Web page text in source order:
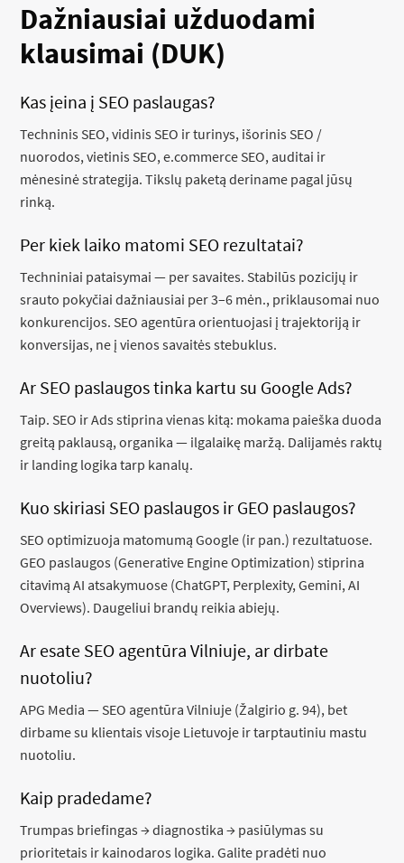
Dažniausiai užduodami
klausimai (DUK)
Kas įeina į SEO paslaugas?
Techninis SEO, vidinis SEO ir turinys, išorinis SEO /
nuorodos, vietinis SEO, e.commerce SEO, auditai ir
mėnesinė strategija. Tikslų paketą deriname pagal jūsų
rinką.
Per kiek laiko matomi SEO rezultatai?
Techniniai pataisymai — per savaites. Stabilūs pozicijų ir
srauto pokyčiai dažniausiai per 3–6 mėn., priklausomai nuo
konkurencijos. SEO agentūra orientuojasi į trajektoriją ir
konversijas, ne į vienos savaitės stebuklus.
Ar SEO paslaugos tinka kartu su Google Ads?
Taip. SEO ir Ads stiprina vienas kitą: mokama paieška duoda
greitą paklausą, organika — ilgalaikę maržą. Dalijamės raktų
ir landing logika tarp kanalų.
Kuo skiriasi SEO paslaugos ir GEO paslaugos?
SEO optimizuoja matomumą Google (ir pan.) rezultatuose.
GEO paslaugos (Generative Engine Optimization) stiprina
citavimą AI atsakymuose (ChatGPT, Perplexity, Gemini, AI
Overviews). Daugeliui brandų reikia abiejų.
Ar esate SEO agentūra Vilniuje, ar dirbate
nuotoliu?
APG Media — SEO agentūra Vilniuje (Žalgirio g. 94), bet
dirbame su klientais visoje Lietuvoje ir tarptautiniu mastu
nuotoliu.
Kaip pradedame?
Trumpas briefingas → diagnostika → pasiūlymas su
prioritetais ir kainodaros logika. Galite pradėti nuo